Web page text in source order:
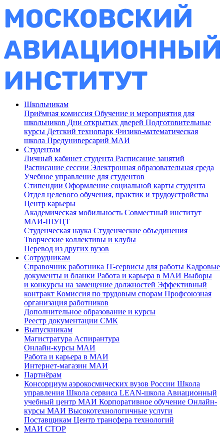
Школьникам
Приёмная комиссия Обучение и мероприятия для
школьников Дни открытых дверей Подготовительные
курсы Детский технопарк Физико-математическая
школа Предуниверсарий МАИ
Студентам
Личный кабинет студента Расписание занятий
Расписание сессии Электронная образовательная среда
Учебное управление для студентов
Стипендии Оформление социальной карты студента
Отдел целевого обучения, практик и трудоустройства
Центр карьеры
Академическая мобильность Совместный институт
МАИ-ШУЦТ
Студенческая наука Студенческие объединения
Творческие коллективы и клубы
Перевод из других вузов
Сотрудникам
Cправочник работника IT-сервисы для работы Кадровые
документы и бланки Работа и карьера в МАИ Выборы
и конкурсы на замещение должностей Эффективный
контракт Комиссия по трудовым спорам Профсоюзная
организация работников
Дополнительное образование и курсы
Реестр документации СМК
Выпускникам
Магистратура Аспирантура
Онлайн-курсы МАИ
Работа и карьера в МАИ
Интернет-магазин МАИ
Партнёрам
Консорциум аэрокосмических вузов России Школа
управления Школа сервиса LEAN-школа Авиационный
учебный центр МАИ Корпоративное обучение Онлайн-
курсы МАИ Высокотехнологичные услуги
Поставщикам Центр трансфера технологий
МАИ СТОР